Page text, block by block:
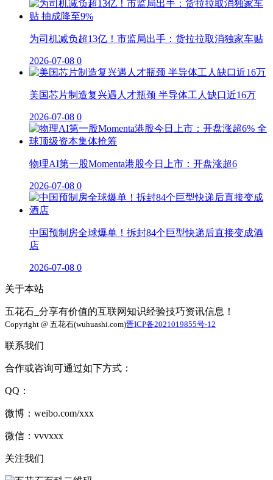
为司机减负超13亿！市监局出手：货拉拉取消独家车贴
2026-07-08 0
美国芯片制造复兴遇人才瓶颈 半导体工人缺口近16万
2026-07-08 0
物理AI第一股Momenta港股今日上市：开盘涨超6
2026-07-08 0
中国预制房全球爆单！拆封84个巨型快递后直接变成酒
店
2026-07-08 0
关于本站
五花石_分享有价值的互联网知识经验技巧资讯信息！
Copyright @ 五花石(wuhuashi.com)晋ICP备2021019855号-12
联系我们
合作或咨询可通过如下方式：
QQ：
微博：weibo.com/xxx
微信：vvvxxx
关注我们